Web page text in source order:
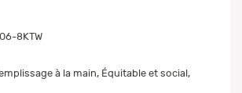
8KTW
à la main, Équitable et social,